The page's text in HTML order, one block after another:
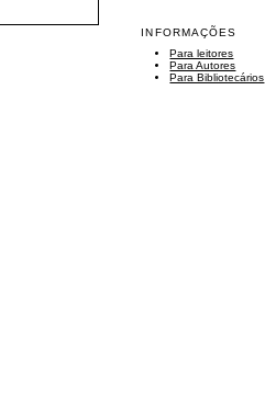
INFORMAÇÕES
Para leitores
Para Autores
Para Bibliotecários